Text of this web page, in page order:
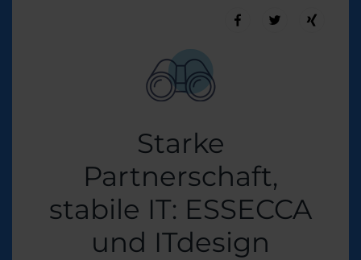
Starke
Partnerschaft,
stabile IT: ESSECCA
und ITdesign